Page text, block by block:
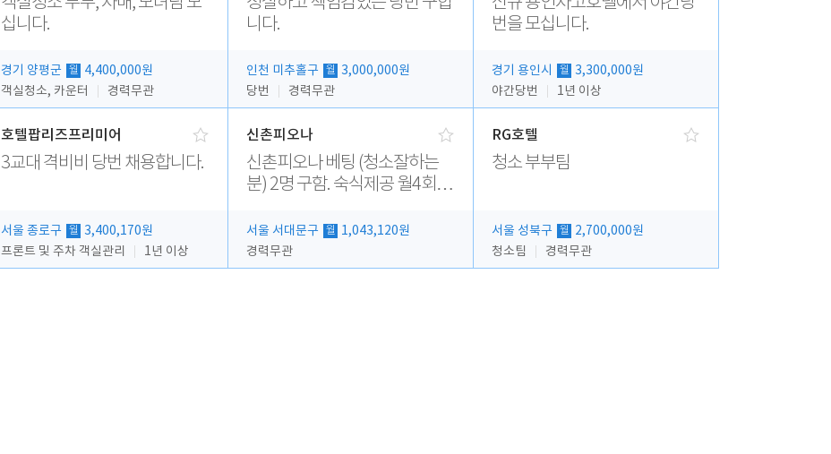
십니다.
경기 양평군 월
4,400,000원
객실청소, 카운터
경력무관
니다.
인천 미추홀구 월
3,000,000원
당번
경력무관
번을 모십니다.
경기 용인시 월
3,300,000원
야간당번
1년 이상
호텔팝리즈프리미어
3교대 격비비 당번 채용합니다.
서울 종로구 월
3,400,170원
프론트 및 주차 객실관리
1년 이상
신촌피오나
신촌피오나 베팅 (청소잘하는
분) 2명 구함. 숙식제공 월4회휴
서울 서대문구 월
1,043,120원
경력무관
RG호텔
청소 부부팀
서울 성북구 월
2,700,000원
청소팀
경력무관